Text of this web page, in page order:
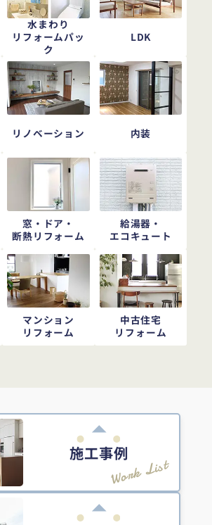
水まわり
リフォームパッ
ク
LDK
リノベーション 内装
窓・ドア・
断熱リフォーム
給湯器・
エコキュート
マンション
リフォーム
中古住宅
リフォーム
施工事例
Work List